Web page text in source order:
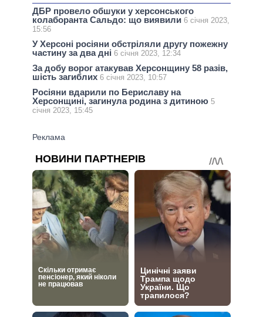
ДБР провело обшуки у херсонського
колаборанта Сальдо: що виявили 6 січня 2023,
15:56
У Херсоні росіяни обстріляли другу пожежну
частину за два дні 6 січня 2023, 12:34
За добу ворог атакував Херсонщину 58 разів,
шість загиблих 6 січня 2023, 10:57
Росіяни вдарили по Бериславу на
Херсонщині, загинула родина з дитиною 5
січня 2023, 15:45